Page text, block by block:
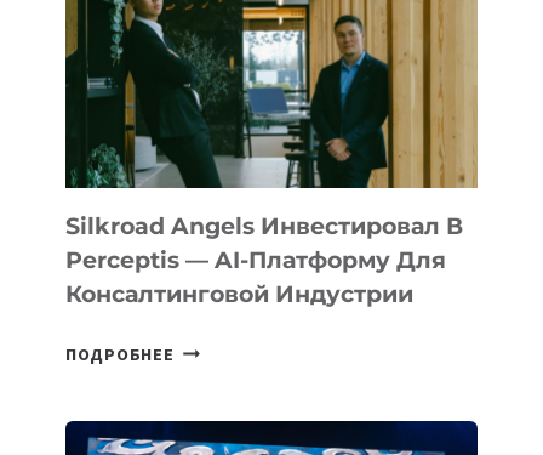
Silkroad Angels Инвестировал В
Perceptis — AI-Платформу Для
Консалтинговой Индустрии
ПОДРОБНЕЕ SILKROAD
В